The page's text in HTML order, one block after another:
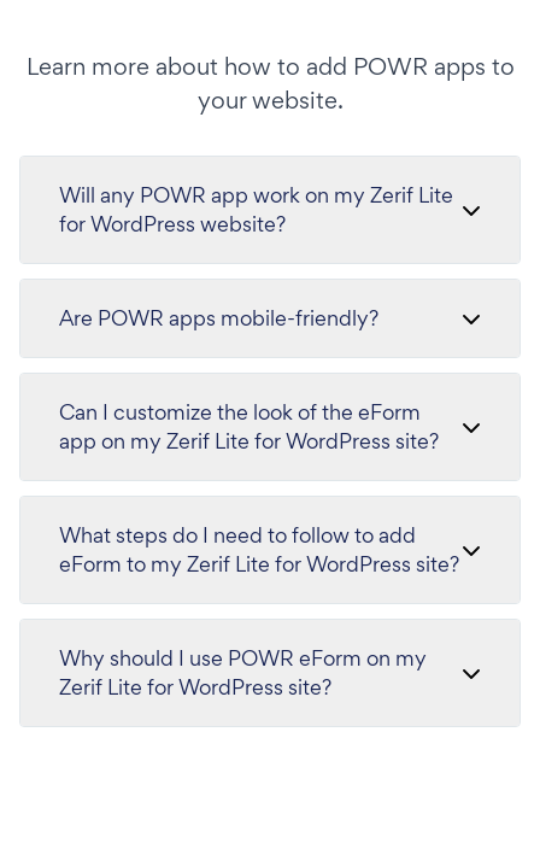
Learn more about how to add POWR apps to
your website.
Will any POWR app work on my Zerif Lite
for WordPress website?
Are POWR apps mobile-friendly?
Can I customize the look of the eForm
app on my Zerif Lite for WordPress site?
What steps do I need to follow to add
eForm to my Zerif Lite for WordPress site?
Why should I use POWR eForm on my
Zerif Lite for WordPress site?